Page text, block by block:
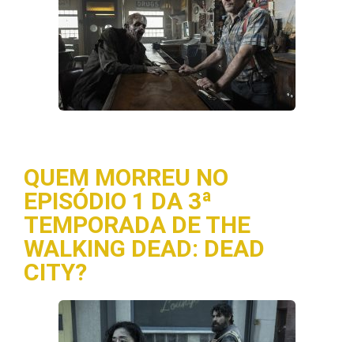
QUEM MORREU NO
EPISÓDIO 1 DA 3ª
TEMPORADA DE THE
WALKING DEAD: DEAD
CITY?